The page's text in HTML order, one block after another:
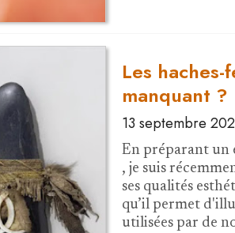
Les
manquant ?
13 septembre
En préparant un
, je suis
ses qualités
qu’il permet
utilisées par de